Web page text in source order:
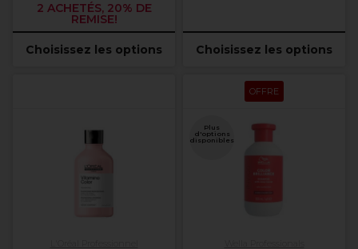
2 ACHETÉS, 20% DE
REMISE!
Choisissez les options Choisissez les options
OFFRE
Plus
d'options
disponibles